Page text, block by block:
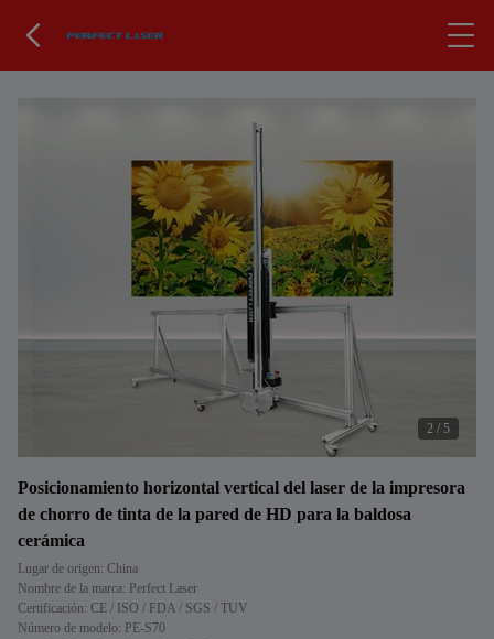
2 / 5
Posicionamiento horizontal vertical del laser de la impresora
de chorro de tinta de la pared de HD para la baldosa
cerámica
Lugar de origen: China
Nombre de la marca: Perfect Laser
Certificación: CE / ISO / FDA / SGS / TUV
Número de modelo: PE-S70